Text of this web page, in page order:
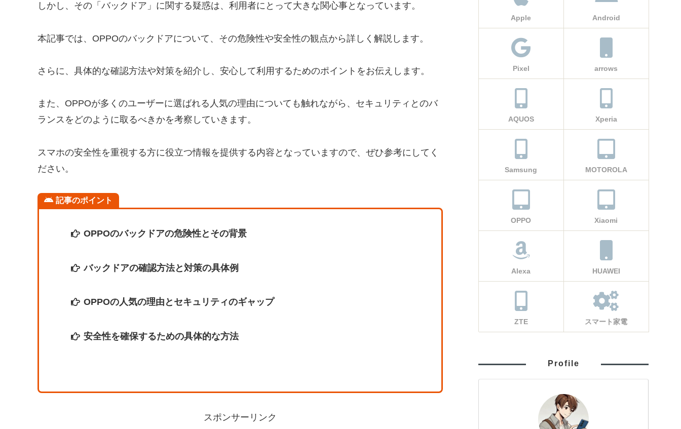
しかし、その「バックドア」に関する疑惑は、利用者にとって大きな関心事となっています。
本記事では、OPPOのバックドアについて、その危険性や安全性の観点から詳しく解説します。
さらに、具体的な確認方法や対策を紹介し、安心して利用するためのポイントをお伝えします。
また、OPPOが多くのユーザーに選ばれる人気の理由についても触れながら、セキュリティとのバ
ランスをどのように取るべきかを考察していきます。
スマホの安全性を重視する方に役立つ情報を提供する内容となっていますので、ぜひ参考にしてく
ださい。
記事のポイント
OPPOのバックドアの危険性とその背景
バックドアの確認方法と対策の具体例
OPPOの人気の理由とセキュリティのギャップ
安全性を確保するための具体的な方法
スポンサーリンク
Apple Android
Pixel arrows
AQUOS Xperia
Samsung MOTOROLA
OPPO Xiaomi
Alexa HUAWEI
ZTE スマート家電
Profile